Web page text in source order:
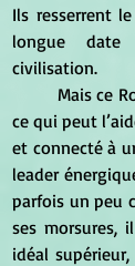
Ils resserrent
longue
civilisation.
ce qui peut
et connecté à
leader
parfois un peu
ses morsures,
idéal